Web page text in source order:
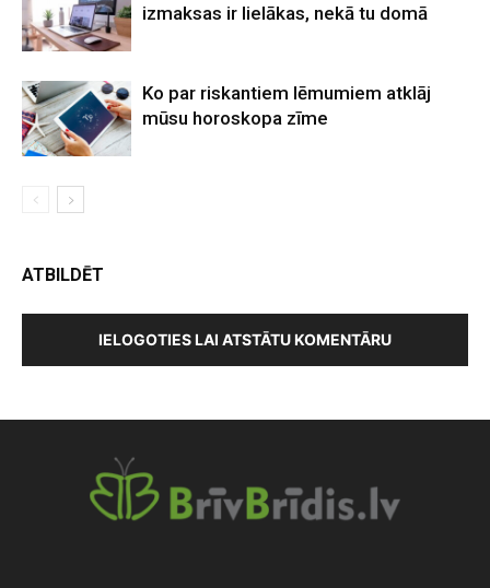
izmaksas ir lielākas, nekā tu domā
Ko par riskantiem lēmumiem atklāj
mūsu horoskopa zīme
ATBILDĒT
IELOGOTIES LAI ATSTĀTU KOMENTĀRU